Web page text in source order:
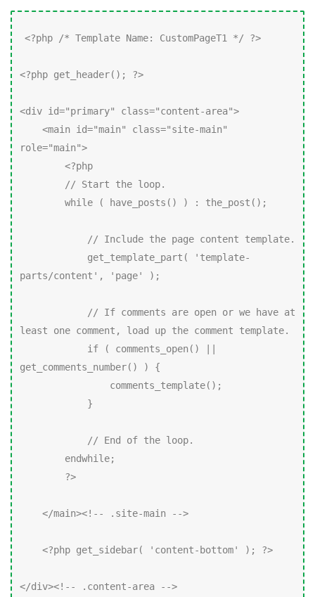
<?php /* Template Name: CustomPageT1 */ ?>
<?php get_header(); ?>
<div id="primary" class="content-area">
role="main">
parts/content', 'page' );
least one comment, load up the comment template.
get_comments_number() ) {
</div><!-- .content-area -->